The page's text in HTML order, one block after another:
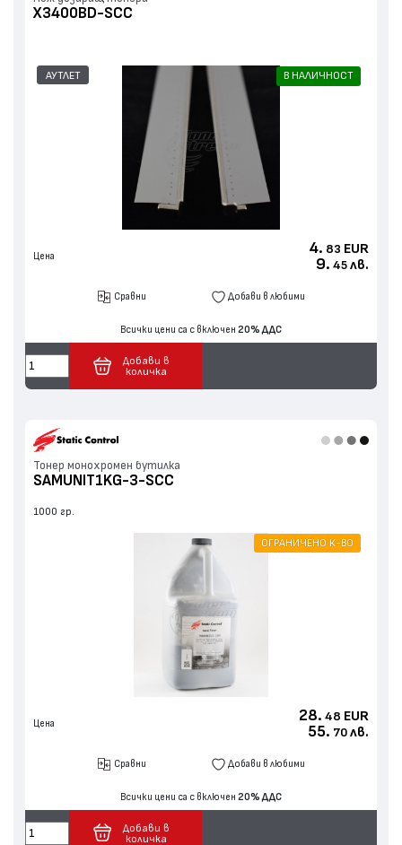
X3400BD-SCC
АУТЛЕТ В НАЛИЧНОСТ
Цена 4. 83 EUR
9. 45 лв.
Сравни Добави в любими
Всички цени са с включен 20% ДДС
Добави в
количка
Тонер монохромен бутилка
SAMUNIT1KG-3-SCC
1000 гр.
ОГРАНИЧЕНО К-ВО
Цена 28. 48 EUR
55. 70 лв.
Сравни Добави в любими
Всички цени са с включен 20% ДДС
Добави в
количка